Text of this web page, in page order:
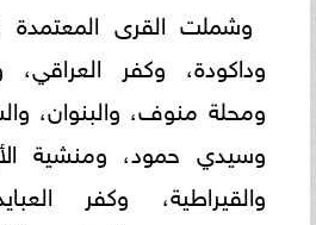
وشملت القرى المعتمدة
وداكودة، وكفر العراقي،
ومحلة منوف، والبنوان،
وسيدي حمود، ومنشية
والقيراطية، وكفر